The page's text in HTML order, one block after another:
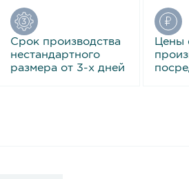
Срок производства
нестандартного
размера от 3-х дней
Цены